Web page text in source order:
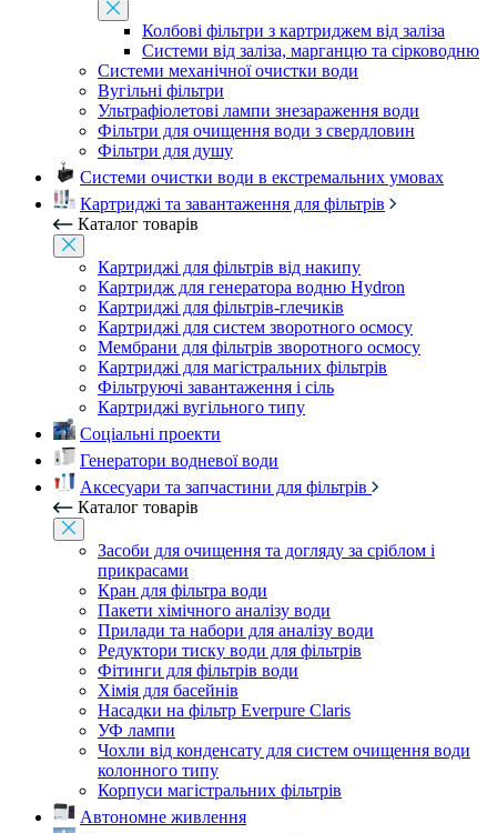
Колбові фільтри з картриджем від заліза
Системи від заліза, марганцю та сірководню
Системи механічної очистки води
Вугільні фільтри
Ультрафіолетові лампи знезараження води
Фільтри для очищення води з свердловин
Фільтри для душу
Системи очистки води в екстремальних умовах
Картриджі та завантаження для фільтрів
Каталог товарів
Картриджі для фільтрів від накипу
Картридж для генератора водню Hydron
Картриджі для фільтрів-глечиків
Картриджі для систем зворотного осмосу
Мембрани для фільтрів зворотного осмосу
Картриджі для магістральних фільтрів
Фільтруючі завантаження і сіль
Картриджі вугільного типу
Соціальні проекти
Генератори водневої води
Аксесуари та запчастини для фільтрів
Каталог товарів
Засоби для очищення та догляду за сріблом і
прикрасами
Кран для фільтра води
Пакети хімічного аналізу води
Прилади та набори для аналізу води
Редуктори тиску води для фільтрів
Фітинги для фільтрів води
Хімія для басейнів
Насадки на фільтр Everpure Claris
УФ лампи
Чохли від конденсату для систем очищення води
колонного типу
Корпуси магістральних фільтрів
Автономне живлення